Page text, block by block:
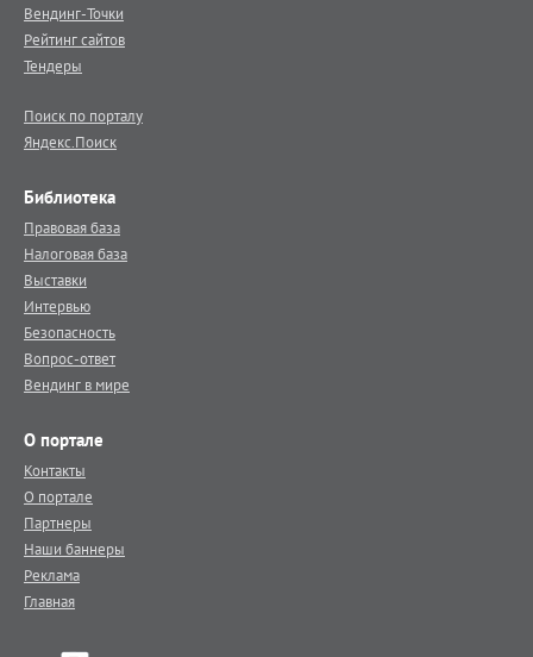
Вендинг-Точки
Рейтинг сайтов
Тендеры
Поиск по порталу
Яндекс.Поиск
Библиотека
Правовая база
Налоговая база
Выставки
Интервью
Безопасность
Вопрос-ответ
Вендинг в мире
О портале
Контакты
О портале
Партнеры
Наши баннеры
Реклама
Главная